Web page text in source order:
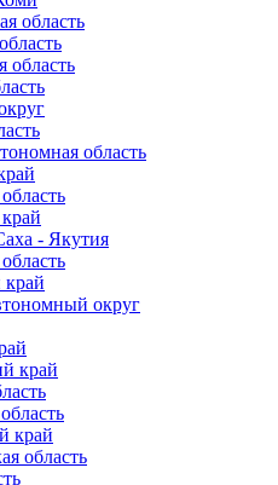
область
область
область
- Якутия
край
округ
край
край
область